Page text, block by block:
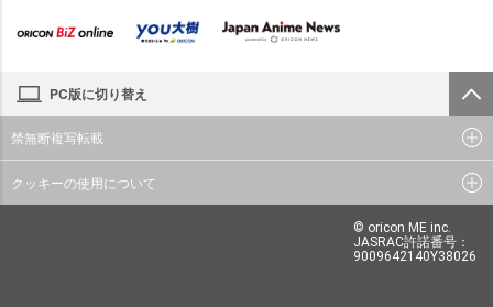
PC版に切り替え
禁無断複写転載
クッキーの使用について
© oricon ME inc.
JASRAC許諾番号：
9009642140Y38026